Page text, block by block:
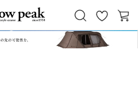
Peak
お
気
カ